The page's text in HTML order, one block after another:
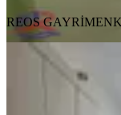
REOS
MANZARALI